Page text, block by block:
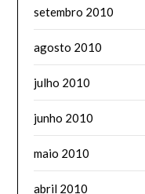
setembro 2010
agosto 2010
julho 2010
junho 2010
maio 2010
abril 2010